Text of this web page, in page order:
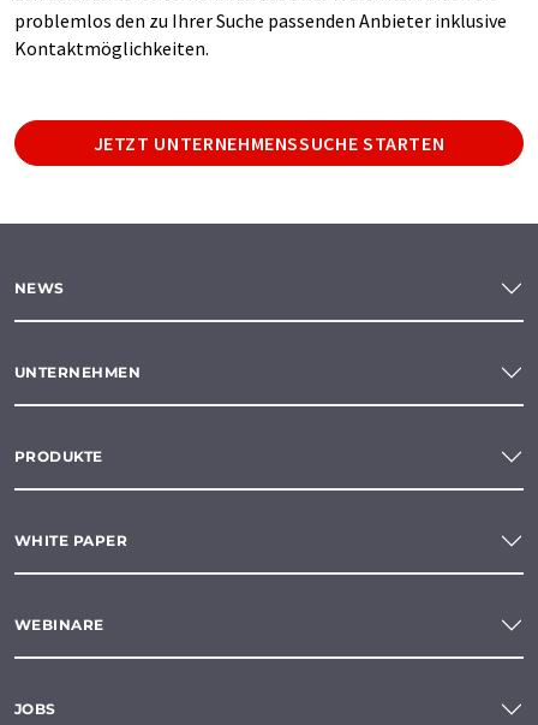
problemlos den zu Ihrer Suche passenden Anbieter inklusive
Kontaktmöglichkeiten.
JETZT UNTERNEHMENSSUCHE STARTEN
NEWS
UNTERNEHMEN
PRODUKTE
WHITE PAPER
WEBINARE
JOBS